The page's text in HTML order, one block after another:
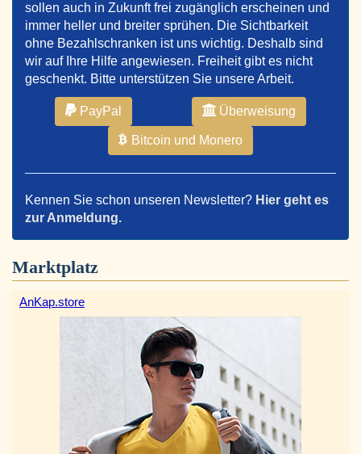
sollen auch in Zukunft frei zugänglich erscheinen und
immer heller und breiter sprühen. Die Sichtbarkeit
ohne Bezahlschranken ist uns wichtig. Deshalb sind
wir auf Ihre Hilfe angewiesen. Freiheit gibt es nicht
geschenkt. Bitte unterstützen Sie unsere Arbeit.
PayPal Überweisung
Bitcoin und Monero
Kennen Sie schon unseren Newsletter? Hier geht es
zur Anmeldung.
Marktplatz
AnKap.store